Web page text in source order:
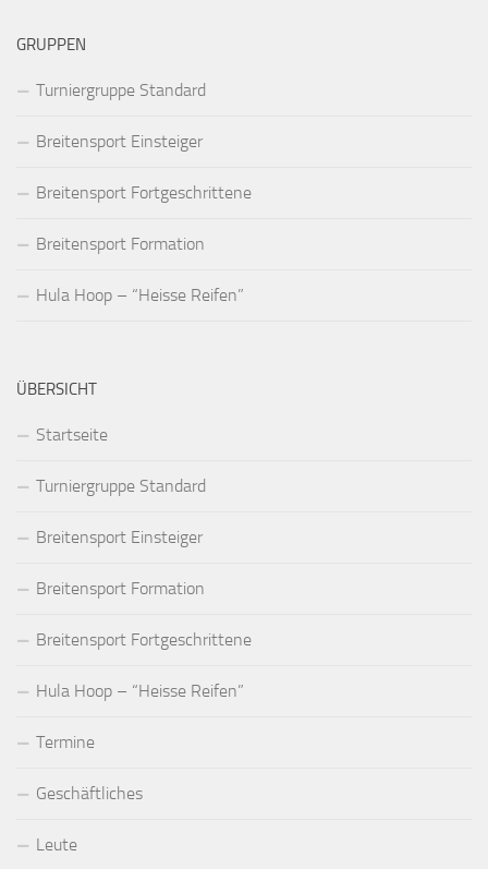
GRUPPEN
Turniergruppe Standard
Breitensport Einsteiger
Breitensport Fortgeschrittene
Breitensport Formation
Hula Hoop – “Heisse Reifen”
ÜBERSICHT
Startseite
Turniergruppe Standard
Breitensport Einsteiger
Breitensport Formation
Breitensport Fortgeschrittene
Hula Hoop – “Heisse Reifen”
Termine
Geschäftliches
Leute